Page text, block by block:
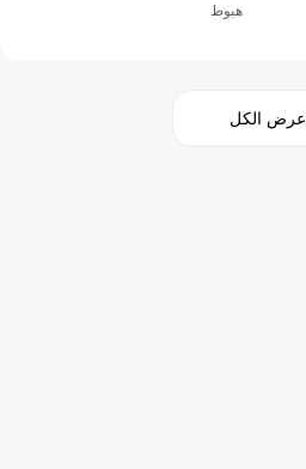
هبوط
عرض الكل